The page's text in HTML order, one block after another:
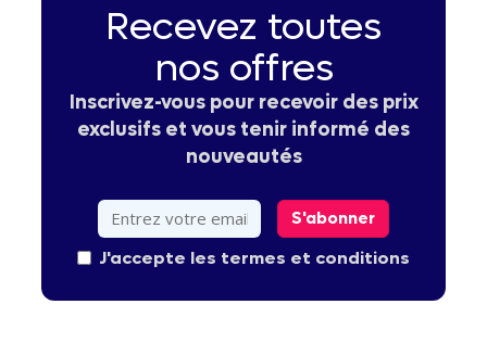
Recevez toutes
nos offres
Inscrivez-vous pour recevoir des prix
exclusifs et vous tenir informé des
nouveautés
S'abonner
J'accepte les termes et conditions